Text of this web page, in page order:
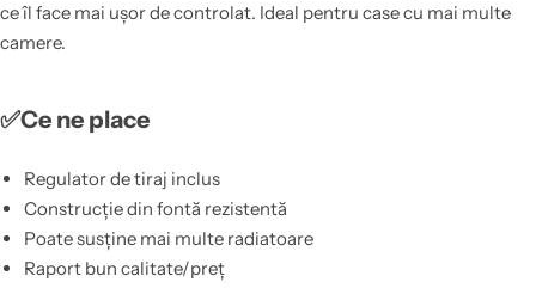
ce îl face mai ușor de controlat. Ideal pentru case cu mai multe
camere.
✅Ce ne place
Regulator de tiraj inclus
Construcție din fontă rezistentă
Poate susține mai multe radiatoare
Raport bun calitate/preț